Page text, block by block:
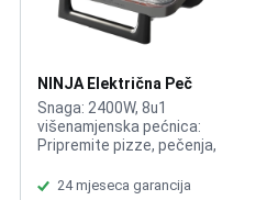
NINJA Električna Peč
Woodfire 8u1 OO101EU
Snaga: 2400W, 8u1
višenamjenska pećnica:
Pripremite pizze, pečenja,
grickalice i još mnogo toga uz
24 mjeseca garancija